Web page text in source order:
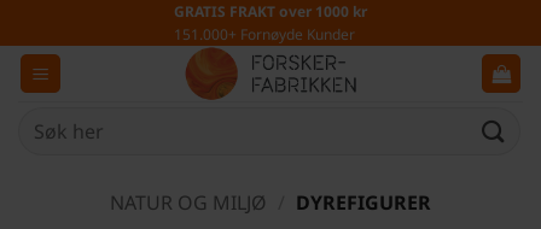
to
content
GRATIS FRAKT over 1000 kr
151.000+ Fornøyde Kunder
Søk
NATUR OG MILJØ
DYREFIGURER